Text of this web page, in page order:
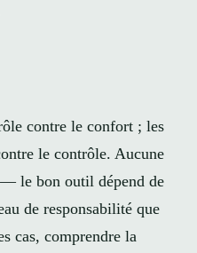
contre le confort ; les
le contrôle. Aucune
le bon outil dépend de
de responsabilité que
cas, comprendre la